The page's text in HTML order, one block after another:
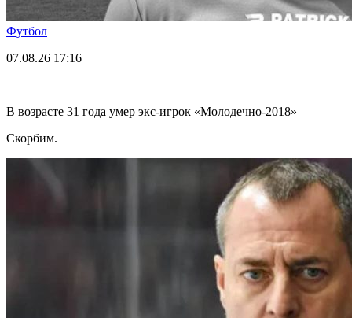
Футбол
07.08.26 17:16
В возрасте 31 года умер экс-игрок «Молодечно-2018»
Скорбим.